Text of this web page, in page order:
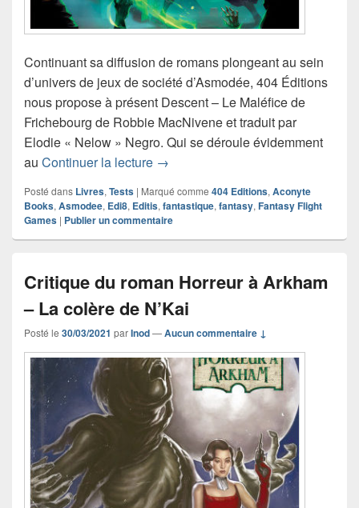
Continuant sa diffusion de romans plongeant au sein
d’univers de jeux de société d’Asmodée, 404 Éditions
nous propose à présent Descent – Le Maléfice de
Frichebourg de Robbie MacNivene et traduit par
Elodie « Nelow » Negro. Qui se déroule évidemment
au Continuer la lecture Chronique roman Descent – Le
→
Posté dans Livres, Tests | Marqué comme 404 Editions, Aconyte
Books, Asmodee, Edi8, Editis, fantastique, fantasy, Fantasy Flight
Games | Publier un commentaire
Critique du roman Horreur à Arkham
– La colère de N’Kai
Posté le 30/03/2021 parInod—Aucun commentaire ↓